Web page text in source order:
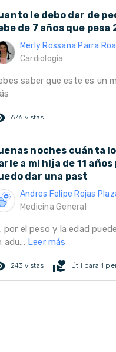
le debo dar de
de 7 años que pesa
Merly Rossana Parra Roa
Cardiología
saber que este es un
676 vistas
noches cuánta
a mi hija de 11
dar una past
Andres Felipe Rojas
Medicina General
por el peso y la edad
adu... Leer más
243 vistas volunteer_activism Útil para 1